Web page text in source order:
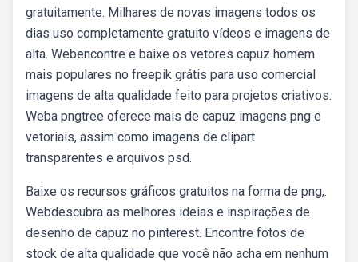
gratuitamente. Milhares de novas imagens todos os
dias uso completamente gratuito vídeos e imagens de
alta. Webencontre e baixe os vetores capuz homem
mais populares no freepik grátis para uso comercial
imagens de alta qualidade feito para projetos criativos.
Weba pngtree oferece mais de capuz imagens png e
vetoriais, assim como imagens de clipart
transparentes e arquivos psd.
Baixe os recursos gráficos gratuitos na forma de png,.
Webdescubra as melhores ideias e inspirações de
desenho de capuz no pinterest. Encontre fotos de
stock de alta qualidade que você não acha em nenhum